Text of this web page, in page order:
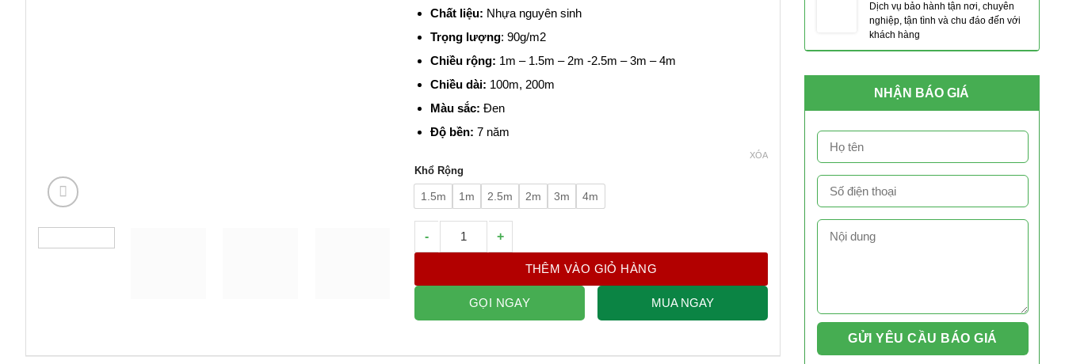
Dịch vụ bảo hành tận nơi, chuyên
nghiệp, tận tình và chu đáo đến với
khách hàng
NHẬN BÁO GIÁ
Chất liệu: Nhựa nguyên sinh
Trọng lượng: 90g/m2
Chiều rộng: 1m – 1.5m – 2m -2.5m – 3m – 4m
Chiều dài: 100m, 200m
Màu sắc: Đen
Độ bền: 7 năm
Khổ Rộng
1.5m 1m 2.5m 2m 3m 4m
XÓA
THÊM VÀO GIỎ HÀNG
GỌI NGAY MUA NGAY